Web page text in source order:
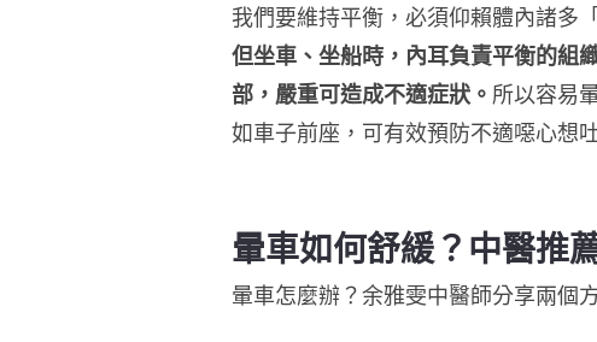
我們要維持平衡，必須仰賴體內諸多
但坐車、坐船時，內耳負責平衡的組
部，嚴重可造成不適症狀。 所以容易
如車子前座，可有效預防不適噁心想
暈車如何舒緩？中醫推
暈車怎麼辦？余雅雯中醫師分享兩個